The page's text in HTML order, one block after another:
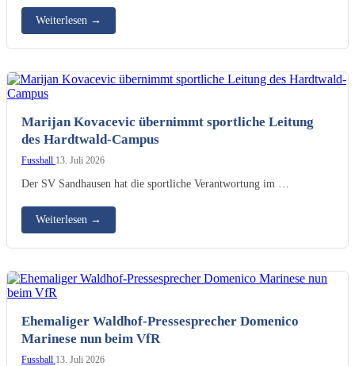
Weiterlesen →
Marijan Kovacevic übernimmt sportliche Leitung
des Hardtwald-Campus
Fussball 13. Juli 2026
Der SV Sandhausen hat die sportliche Verantwortung im …
Weiterlesen →
Ehemaliger Waldhof-Pressesprecher Domenico
Marinese nun beim VfR
Fussball 13. Juli 2026